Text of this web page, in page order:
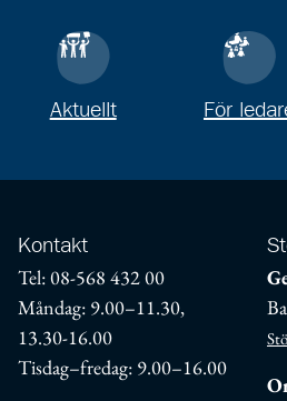
Aktuellt För
Kontakt
Tel: 08-568 432 00
Måndag: 9.00–11.30,
13.30-16.00
Tisdag–fredag: 9.00–16.00